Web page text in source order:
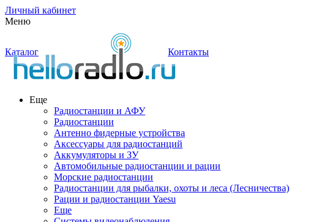
Личный кабинет
Меню
Каталог Контакты
Еще
Радиостанции и АФУ
Радиостанции
Антенно фидерные устройства
Аксессуары для радиостанций
Аккумуляторы и ЗУ
Автомобильные радиостанции и рации
Морские радиостанции
Радиостанции для рыбалки, охоты и леса (Лесничества)
Рации и радиостанции Yaesu
Еще